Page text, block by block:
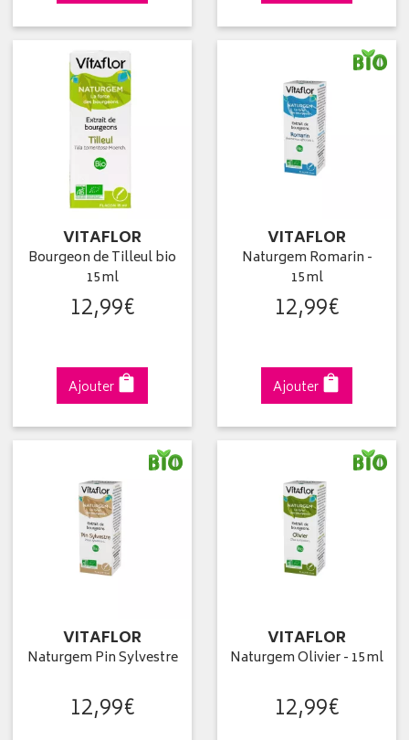
VITAFLOR
Bourgeon de Tilleul bio
15ml
12,99€
Ajouter
VITAFLOR
Naturgem Romarin -
15ml
12,99€
Ajouter
VITAFLOR
Naturgem Pin Sylvestre
12,99€
VITAFLOR
Naturgem Olivier - 15ml
12,99€